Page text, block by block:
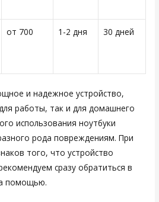
от 700 1-2 дня 30 дней
и надежное устройство,
работы, так и для домашнего
использования ноутбуки
рода повреждениям. При
того, что устройство
сразу обратиться в
помощью.